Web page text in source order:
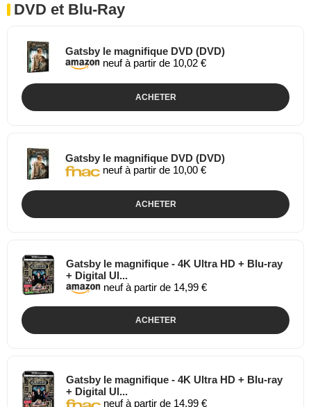
DVD et Blu-Ray
Gatsby le magnifique DVD (DVD)
neuf à partir de 10,02 €
ACHETER
Gatsby le magnifique DVD (DVD)
neuf à partir de 10,00 €
ACHETER
Gatsby le magnifique - 4K Ultra HD + Blu-ray
+ Digital Ul...
neuf à partir de 14,99 €
ACHETER
Gatsby le magnifique - 4K Ultra HD + Blu-ray
+ Digital Ul...
neuf à partir de 14,99 €